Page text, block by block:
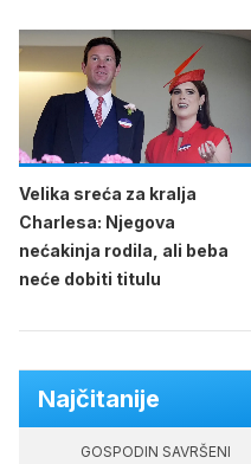
Velika sreća za kralja
Charlesa: Njegova
nećakinja rodila, ali beba
neće dobiti titulu
Najčitanije
GOSPODIN SAVRŠENI